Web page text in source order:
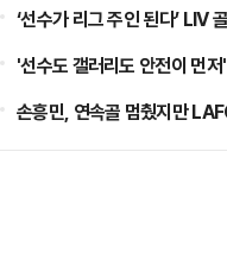
‘선수가 리그 주인 된다’ LIV
'선수도 갤러리도 안전이 먼
손흥민, 연속골 멈췄지만